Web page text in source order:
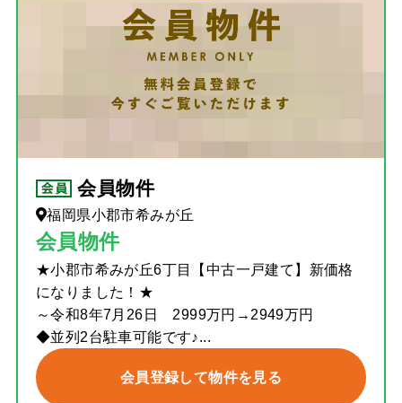
会員物件
福岡県小郡市希みが丘
会員物件
★小郡市希みが丘6丁目【中古一戸建て】新価格
になりました！★
～令和8年7月26日 2999万円→2949万円
◆並列2台駐車可能です♪...
会員登録して物件を見る